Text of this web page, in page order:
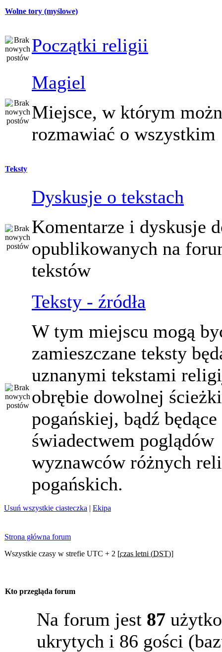
Wolne tory (myślowe)
Początki religii
Magiel
Miejsce, w którym
rozmawiać o wszystkim
Teksty
Dyskusje o tekstach
Komentarze i dyskusje
opublikowanych na
tekstów
Teksty - źródła
W tym miejscu mogą
zamieszczane teksty
uznanymi tekstami
obrębie dowolnej ścieżki
pogańskiej, bądź będące
świadectwem poglądów
wyznawców różnych
pogańskich.
Usuń wszystkie ciasteczka | Ekipa
Strona główna forum
Wszystkie czasy w strefie UTC + 2 [czas letni (DST)]
Kto przegląda forum
Na forum jest 87
ukrytych i 86 gości